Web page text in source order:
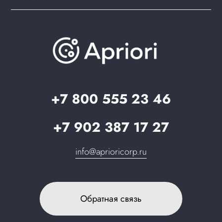
+7 800 555 23 46
+7 902 387 17 27
info@aprioricorp.ru
Обратная связь
Brander: подбор названия сайта
О компании
Документация
Вопрос-ответ
Запрос в поддержку